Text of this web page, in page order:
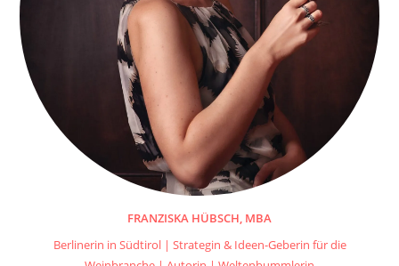
FRANZISKA HÜBSCH, MBA
Berlinerin in Südtirol | Strategin & Ideen-Geberin für die